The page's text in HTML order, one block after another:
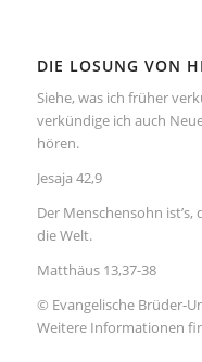
DIE LOSUNG VON
Siehe, was ich früher
verkündige ich auch
hören.
Jesaja 42,9
Der Menschensohn
die Welt.
Matthäus 13,37-38
© Evangelische Brüder-
Weitere Informationen